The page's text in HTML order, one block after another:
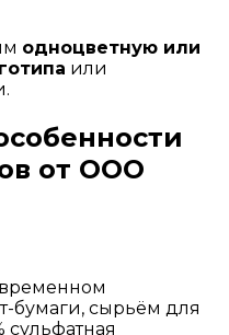
одноцветную или
или
от ООО
бумаги, сырьём для
сульфатная